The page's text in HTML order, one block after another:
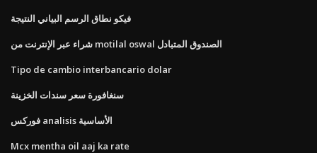
فيكو نطاق الرسم البياني النتيجة
شراء عبر الإنترنت من motilal oswal الصندوق المتبادل
Tipo de cambio interbancario dolar
سنغافورة سعر سندات الخزينة
فوركس analisis الأساسية
Mcx mentha oil aaj ka rate